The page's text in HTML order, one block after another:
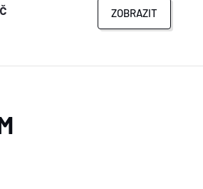
ZOBRAZIT